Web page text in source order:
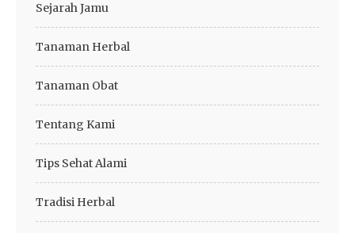
Sejarah Jamu
Tanaman Herbal
Tanaman Obat
Tentang Kami
Tips Sehat Alami
Tradisi Herbal